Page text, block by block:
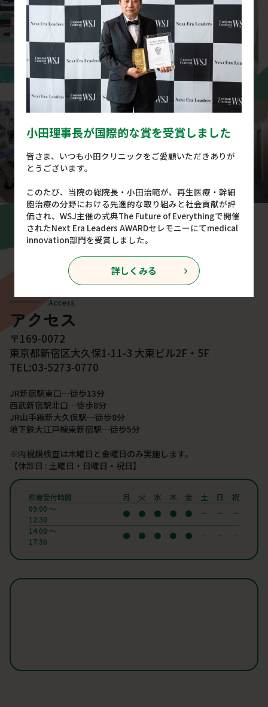
理事長・総院長紹介
Access
アクセス
〒169-0072
東京都新宿区大久保1-11-3 大東ビル2F・5F
TEL:03-5273-0770
JR新宿駅東口…徒歩13分
西武新宿駅北口…徒歩8分
JR山手線新大久保駅…徒歩8分
地下鉄大江戸線東新宿駅…徒歩5分
※内視鏡検査は木曜日と金曜日のみ実施します。
【休診日 : 土曜日・日曜日・祝日】
診療受付時間 月 火 水 木 金 土 日 祝
09:00 〜
12:30
14:00 〜
17:30
小田理事長が国際的な賞を受賞しました
皆さま、いつも小田クリニックをご愛顧いただきありが
とうございます。
このたび、当院の総院長・小田治範が、再生医療・幹細
胞治療の分野における先進的な取り組みと社会貢献が評
価され、WSJ主催の式典The Future of Everythingで開催
されたNext Era Leaders AWARDセレモニーにてmedical
innovation部門を受賞しました。
詳しくみる